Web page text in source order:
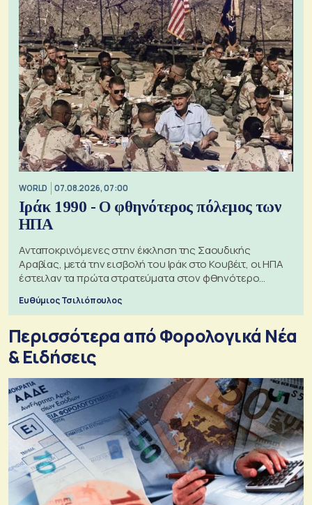
WORLD 07.08.2026, 07:00
Ιράκ 1990 - Ο φθηνότερος πόλεμος των
ΗΠΑ
Ανταποκρινόμενες στην έκκληση της Σαουδικής
Αραβίας, μετά την εισβολή του Ιράκ στο Κουβέιτ, οι ΗΠΑ
έστειλαν τα πρώτα στρατεύματα στον φθηνότερο
Ευθύμιος Τσιλιόπουλος
Περισσότερα από Φορολογικά Νέα
& Eιδήσεις